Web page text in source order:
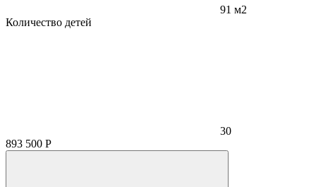
91 м2
Количество детей
30
893 500 Р